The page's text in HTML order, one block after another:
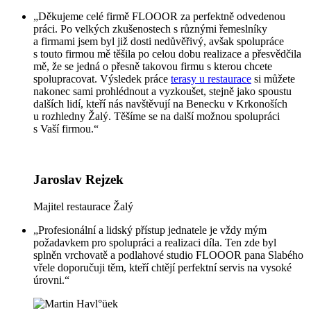
„Děkujeme celé firmě FLOOOR za perfektně odvedenou
práci. Po velkých zkušenostech s různými řemeslníky
a firmami jsem byl již dosti nedůvěřivý, avšak spolupráce
s touto firmou mě těšila po celou dobu realizace a přesvědčila
mě, že se jedná o přesně takovou firmu s kterou chcete
spolupracovat. Výsledek práce terasy u restaurace si můžete
nakonec sami prohlédnout a vyzkoušet, stejně jako spoustu
dalších lidí, kteří nás navštěvují na Benecku v Krkonoších
u rozhledny Žalý. Těšíme se na další možnou spolupráci
s Vaší firmou.“
Jaroslav Rejzek
Majitel restaurace Žalý
„Profesionální a lidský přístup jednatele je vždy mým
požadavkem pro spolupráci a realizaci díla. Ten zde byl
splněn vrchovatě a podlahové studio FLOOOR pana Slabého
vřele doporučuji těm, kteří chtějí perfektní servis na vysoké
úrovni.“